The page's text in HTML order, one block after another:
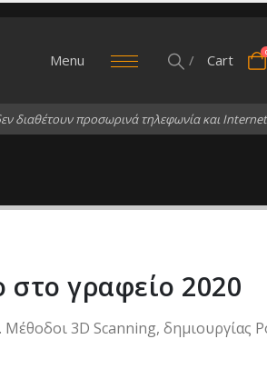
Menu / Cart
εν διαθέτουν προσωρινά τηλεφωνία και Internet
γραφείο 2020
3D Scanning, δημιουργίας